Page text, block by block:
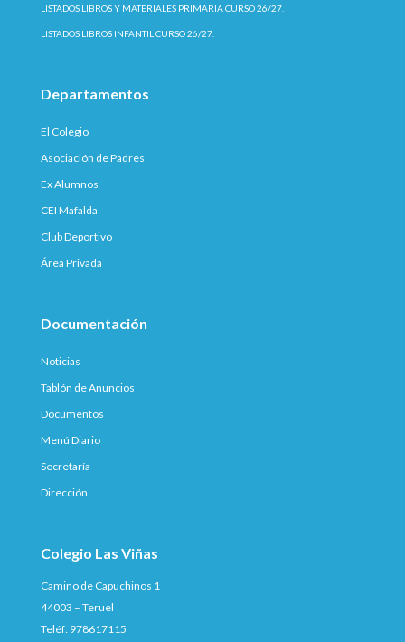
LISTADOS LIBROS Y MATERIALES PRIMARIA CURSO 26/27.
LISTADOS LIBROS INFANTIL CURSO 26/27.
Departamentos
El Colegio
Asociación de Padres
Ex Alumnos
CEI Mafalda
Club Deportivo
Área Privada
Documentación
Noticias
Tablón de Anuncios
Documentos
Menú Diario
Secretaría
Dirección
Colegio Las Viñas
Camino de Capuchinos 1
44003 – Teruel
Teléf: 978617115